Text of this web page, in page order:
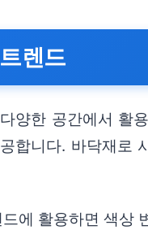
렌드
양한 공간에서 활
합니다. 바닥재
에 활용하면 색상